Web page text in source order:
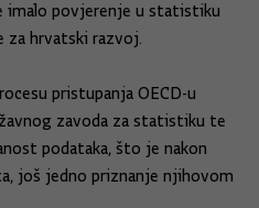
imalo povjerenje u statistiku
za hrvatski razvoj.
pristupanja OECD-u
zavoda za statistiku te
podataka, što je nakon
još jedno priznanje njihovom